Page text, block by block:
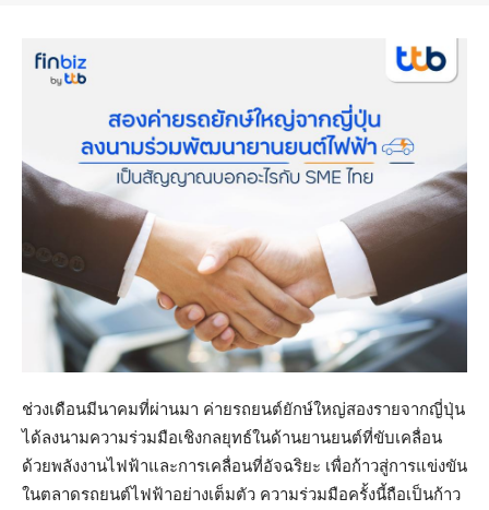
ช่วงเดือนมีนาคมที่ผ่านมา ค่ายรถยนต์ยักษ์ใหญ่สองรายจากญี่ปุ่น
ได้ลงนามความร่วมมือเชิงกลยุทธ์ในด้านยานยนต์ที่ขับเคลื่อน
ด้วยพลังงานไฟฟ้าและการเคลื่อนที่อัจฉริยะ เพื่อก้าวสู่การแข่งขัน
ในตลาดรถยนต์ไฟฟ้าอย่างเต็มตัว ความร่วมมือครั้งนี้ถือเป็นก้าว